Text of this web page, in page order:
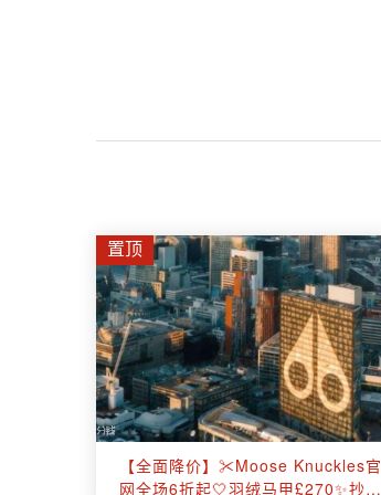
置顶
【全面降价】✂️Moose Knuckles官
网全场6折起🤍羽绒马甲£270✨抄底